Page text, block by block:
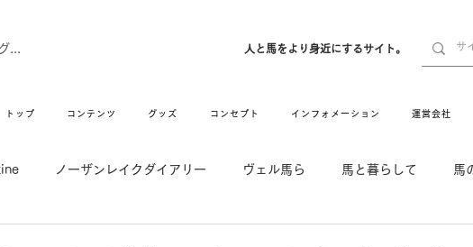
イン 人と馬をより身近にするサイト。
トップ コンテンツ グッズ コンセプト インフォメーション 運営会社
ノーザンレイクダイアリー ヴェル馬ら 馬と暮らして 馬